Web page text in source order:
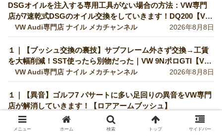
DSGオイルを注入する専用工具がない場合の方法：VW専門
店が7速乾式DSGのオイル交換をしていきます！DQ200【VW
修理】
VW Audi専門店 ナイル メカチャンネル 2026年8月8日
１｜【ブッシュ交換の裏技】サブフレーム外さず交換→工賃
を大幅削減！SST使ったら別物だった｜VW 9NポロGTI【VW
Audiの修理・整備】
VW Audi専門店 ナイル メカチャンネル 2026年8月8日
１｜【異音】ゴルフ7 パサートに多い足回りの異音をVW専門
店が解消していきます！【ロアアームブッシュ】
VW Audi専門店 ナイル メカチャンネル 2026年8月8日
メニュー ホーム 検索 トップ サイドバー